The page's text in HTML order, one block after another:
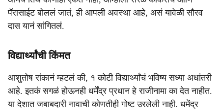
पॅरासाईट बोललं जातं, ही आपली अवस्था आहे, असं यावेळी सौरव
दास यानं सांगितलं.
विद्यार्थ्यांची किंमत
आशुतोष रांकानं म्हटलं की, १ कोटी विद्यार्थ्यांचं भविष्य सध्या अधांतरी
आहे. इतकं सगळं होऊनही धर्मेंद्र प्रधान हे राजीनामा का देत नाहीत.
या देशात जबाबदारी नावाची कोणतीही गोष्ट उरलेली नाही. धमेंद्र